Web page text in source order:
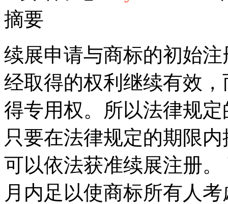
摘要
续展申请与商标的初始
经取得的权利继续有效
得专用权。所以法律规
只要在法律规定的期限
可以依法获准续展注册
月内足以使商标所有人